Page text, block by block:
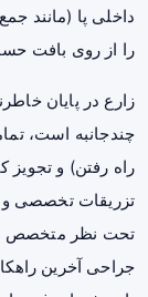
داخلی پا (مانند
را از روی بافت
زارع در پایان
چندجانبه است،
راه رفتن) و تجویز
تزریقات تخصصی و
تحت نظر متخصص